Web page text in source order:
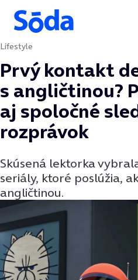
Preskočiť na obsah
Lifestyle
Prvý kontakt
s angličtinou?
aj spoločné
rozprávok
Skúsená lektorka
seriály, ktoré poslúžia,
angličtinou.